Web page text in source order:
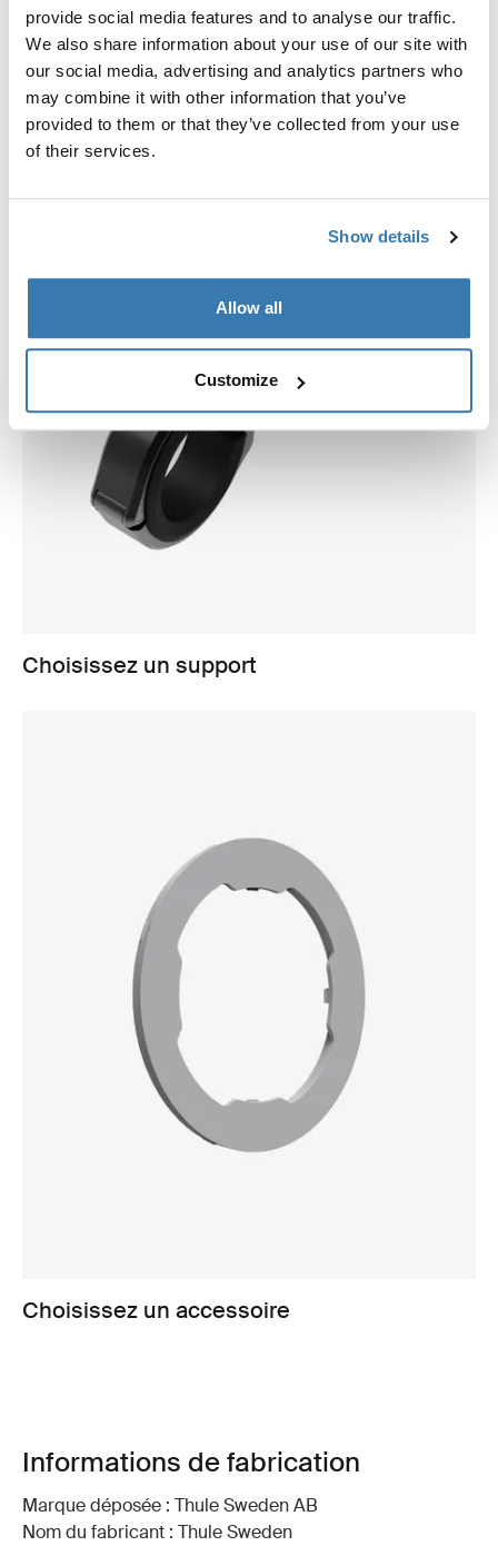
provide social media features and to analyse our traffic.
We also share information about your use of our site with
our social media, advertising and analytics partners who
may combine it with other information that you’ve
provided to them or that they’ve collected from your use
of their services.
Show details
Allow all
Customize
Choisissez une coque
Choisissez un support
Choisissez un accessoire
Informations de fabrication
Marque déposée : Thule Sweden AB
Nom du fabricant : Thule Sweden